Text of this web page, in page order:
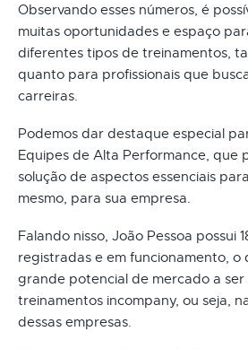
Observando esses números, é
muitas oportunidades e espaço
diferentes tipos de treinamentos,
quanto para profissionais que
carreiras.
Podemos dar destaque especial
Equipes de Alta Performance, que
solução de aspectos essenciais
mesmo, para sua empresa.
Falando nisso, João Pessoa possui
registradas e em funcionamento, o
grande potencial de mercado a
treinamentos incompany, ou seja,
dessas empresas.